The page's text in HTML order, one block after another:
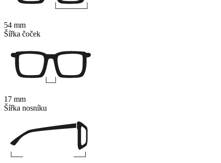
54 mm
Šířka čoček
17 mm
Šířka nosníku